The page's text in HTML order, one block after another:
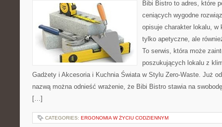
Bibi Bistro to adres, które
ceniących wygodne
opisuje charakter lokalu, w
tylko apetyczne, ale
To serwis, która może
poszukujących lokalu z
Gadżety i Akcesoria i Kuchnia Świata w Stylu Zero-Waste. Już
nazwą można odnieść wrażenie, że Bibi Bistro stawia na
[…]
CATEGORIES: ERGONOMIA W ŻYCIU CODZIENNYM